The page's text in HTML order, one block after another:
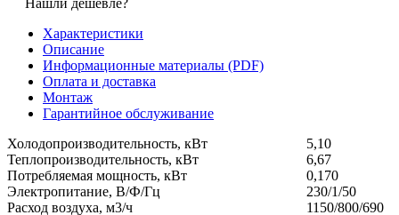
Характеристики
Описание
Информационные материалы (PDF)
Оплата и доставка
Монтаж
Гарантийное обслуживание
Холодопроизводительность, кВт
5,10
Теплопроизводительность, кВт
6,67
Потребляемая мощность, кВт
0,170
Электропитание, В/Ф/Гц
230/1/50
Расход воздуха, м3/ч
1150/800/690